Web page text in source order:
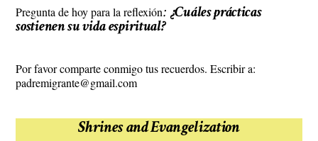
Pregunta de hoy para la reflexión:¿Cuáles prácticas
sostienen su vida espiritual?
Por favor comparte conmigo tus recuerdos. Escribir a:
padremigrante@gmail.com
Shrines and Evangelization